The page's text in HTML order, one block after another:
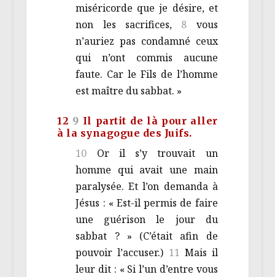
miséricorde que je désire, et
non les sacrifices, 8 vous
n’auriez pas condamné ceux
qui n’ont commis aucune
faute. Car le Fils de l’homme
est maître du sabbat. »
12 9 Il partit de là pour aller
à la synagogue des Juifs.
10 Or il s’y trouvait un
homme qui avait une main
paralysée. Et l’on demanda à
Jésus : « Est-il permis de faire
une guérison le jour du
sabbat ? » (C’était afin de
pouvoir l’accuser.) 11 Mais il
leur dit : « Si l’un d’entre vous